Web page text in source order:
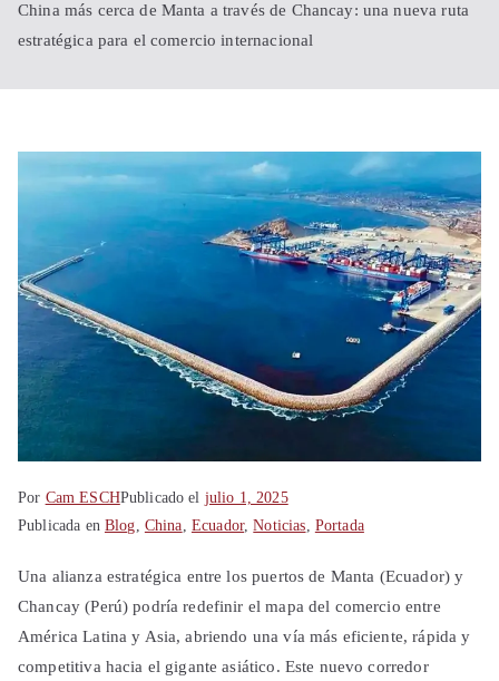
China
China más cerca de Manta a través de Chancay: una nueva ruta
estratégica para el comercio internacional
Por Cam ESCHPublicado el julio 1, 2025
Publicada en Blog China Ecuador,Noticias Portada
Una alianza estratégica entre los puertos de Manta (Ecuador) y
Chancay (Perú) podría redefinir el mapa del comercio entre
América Latina y Asia, abriendo una vía más eficiente, rápida y
competitiva hacia el gigante asiático. Este nuevo corredor